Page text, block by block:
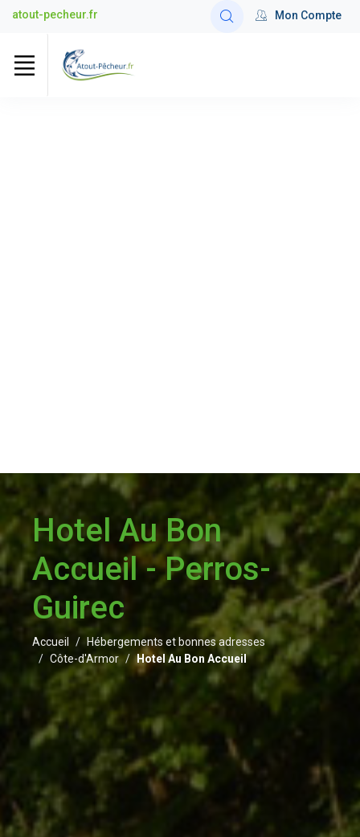
atout-pecheur.fr Mon Compte
Hotel Au Bon
Accueil - Perros-
Guirec
Accueil
Hébergements et bonnes adresses
Côte-d'Armor
Hotel Au Bon Accueil